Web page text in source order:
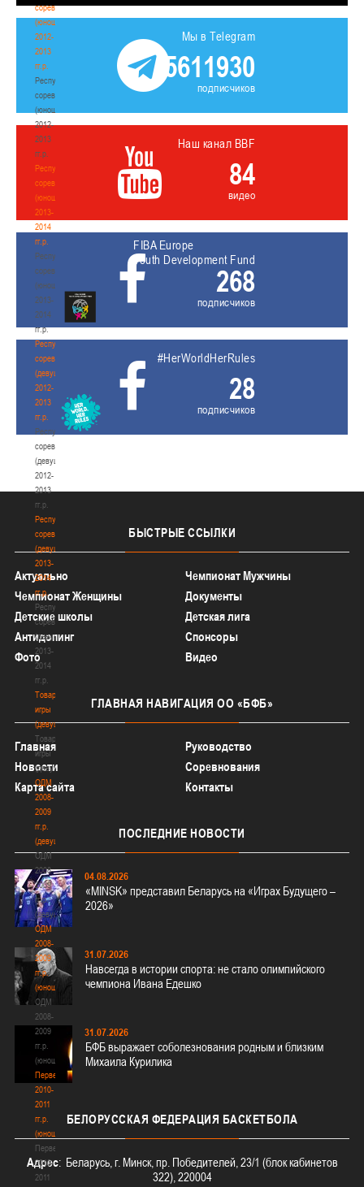
соревнования
(юноши)
2012-
2013
гг.р.
Республиканские
соревнования
(юноши)
2012-
2013
гг.р.
Республиканские
соревнования
(юноши)
2013-
2014
гг.р.
Республиканские
соревнования
(юноши)
2013-
2014
гг.р.
Республиканские
соревнования
(девушки)
2012-
2013
гг.р.
Республиканские
соревнования
(девушки)
2012-
2013
гг.р.
Республиканские
соревнования
(девушки)
2013-
2014
гг.р.
Республиканские
соревнования
(девушки)
2013-
2014
гг.р.
Товарищеские
игры
(девушки)
Товарищеские
игры
(девушки)
ОДМ
2008-
2009
гг.р.
(девушки)
ОДМ
2008-
2009
гг.р.
(девушки)
ОДМ
2008-
2009
гг.р.
(юноши)
ОДМ
2008-
2009
гг.р.
(юноши)
Первенство
2010-
2011
гг.р.
(юноши)
Первенство
2010-
2011
Мы в Telegram
5611930
подписчиков
Наш канал BBF
84
видео
FIBA Europe
Youth Development Fund
268
подписчиков
#HerWorldHerRules
28
подписчиков
БЫСТРЫЕ ССЫЛКИ
Актуально
Чемпионат Мужчины
Чемпионат Женщины
Документы
Детские школы
Детская лига
Антидопинг
Спонсоры
Фото
Видео
ГЛАВНАЯ НАВИГАЦИЯ ОО «БФБ»
Главная
Руководство
Новости
Соревнования
Карта сайта
Контакты
ПОСЛЕДНИЕ НОВОСТИ
04.08.2026
«MINSK» представил Беларусь на «Играх Будущего –
2026»
31.07.2026
Навсегда в истории спорта: не стало олимпийского
чемпиона Ивана Едешко
31.07.2026
БФБ выражает соболезнования родным и близким
Михаила Курилика
БЕЛОРУССКАЯ ФЕДЕРАЦИЯ БАСКЕТБОЛА
Адрес: Беларусь, г. Минск, пр. Победителей, 23/1 (блок кабинетов
322), 220004